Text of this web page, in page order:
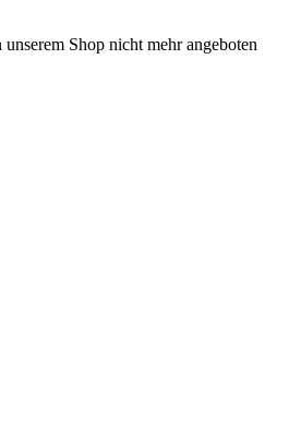
Shop nicht mehr angeboten